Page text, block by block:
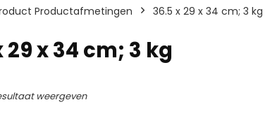
Productafmetingen ‎36.5 x 29 x 34 cm; 3 kg
29 x 34 cm; 3 kg
weergeven